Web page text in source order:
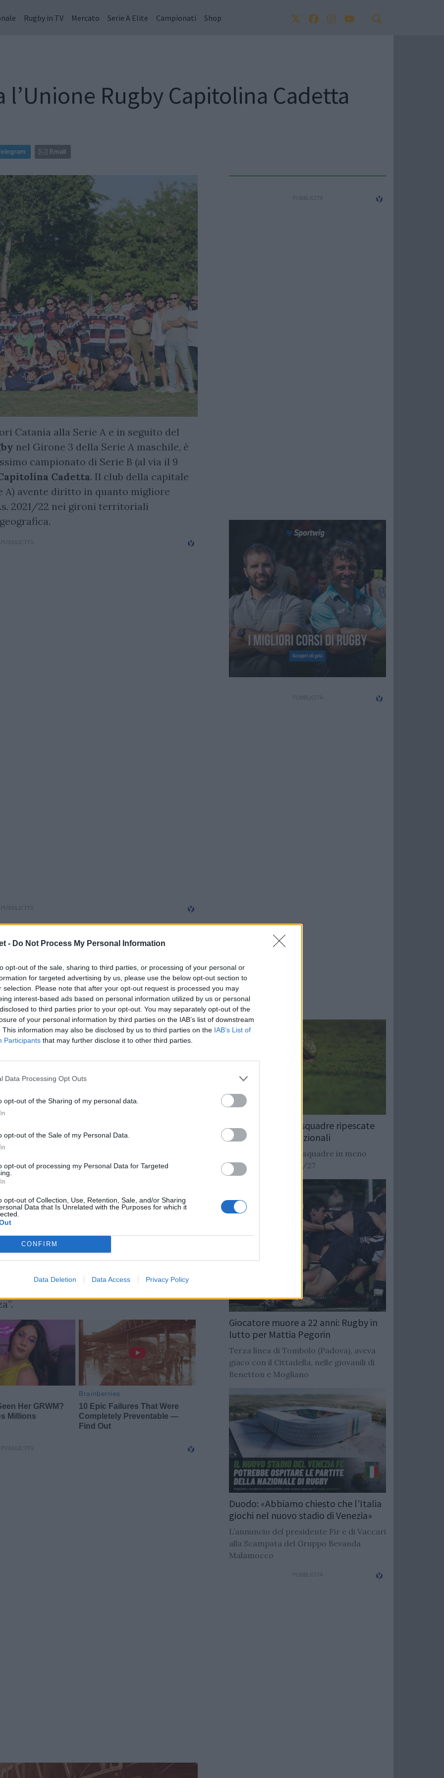
- Do Not Process My Personal Information
opt-out of the sale, sharing to third parties, or processing of your personal or
for targeted advertising by us, please use the below opt-out section to
selection. Please note that after your opt-out request is processed you may
interest-based ads based on personal information utilized by us or personal
to third parties prior to your opt-out. You may separately opt-out of the
of your personal information by third parties on the IAB’s list of downstream
This information may also be disclosed by us to third parties on the IAB’s List of
Participants that may further disclose it to other third parties.
Data Processing Opt Outs
opt-out of the Sharing of my personal data.
opt-out of the Sale of my Personal Data.
opt-out of processing my Personal Data for Targeted
opt-out of Collection, Use, Retention, Sale, and/or Sharing
Data that Is Unrelated with the Purposes for which it
CONFIRM
Data Deletion Data Access Privacy Policy
Rugby in TV Mercato Serie A Elite Campionati Shop
l’Unione Rugby Capitolina Cadetta
Email
Catania alla Serie A e in seguito del
nel Girone 3 della Serie A maschile, è
campionato di Serie B (al via il 9
Cadetta. Il club della capitale
A) avente diritto in quanto migliore
2021/22 nei gironi territoriali
la FIR ha tenuto conto per il
41 punti (10 gare) Lyons Alto Lazio 33
(10 gare). La Società Unione Rugby
disponibilità a disputare la stagione
del Campionato Nazionale di Serie B
Rugby: Record di squadre ripescate
nei campionati nazionali
Si stimano oltre 20 squadre in meno
dalla stagione 2026/27
Giocatore muore a 22 anni: Rugby in
lutto per Mattia Pegorin
Terza linea di Tombolo (Padova), aveva
giaco con il Cittadella, nelle giovanili di
Benetton e Mogliano
Duodo: «Abbiamo chiesto che l’Italia
giochi nel nuovo stadio di Venezia»
L’annuncio del presidente Fir e di Vaccari
alla Scampata del Gruppo Bevanda
Malamocco